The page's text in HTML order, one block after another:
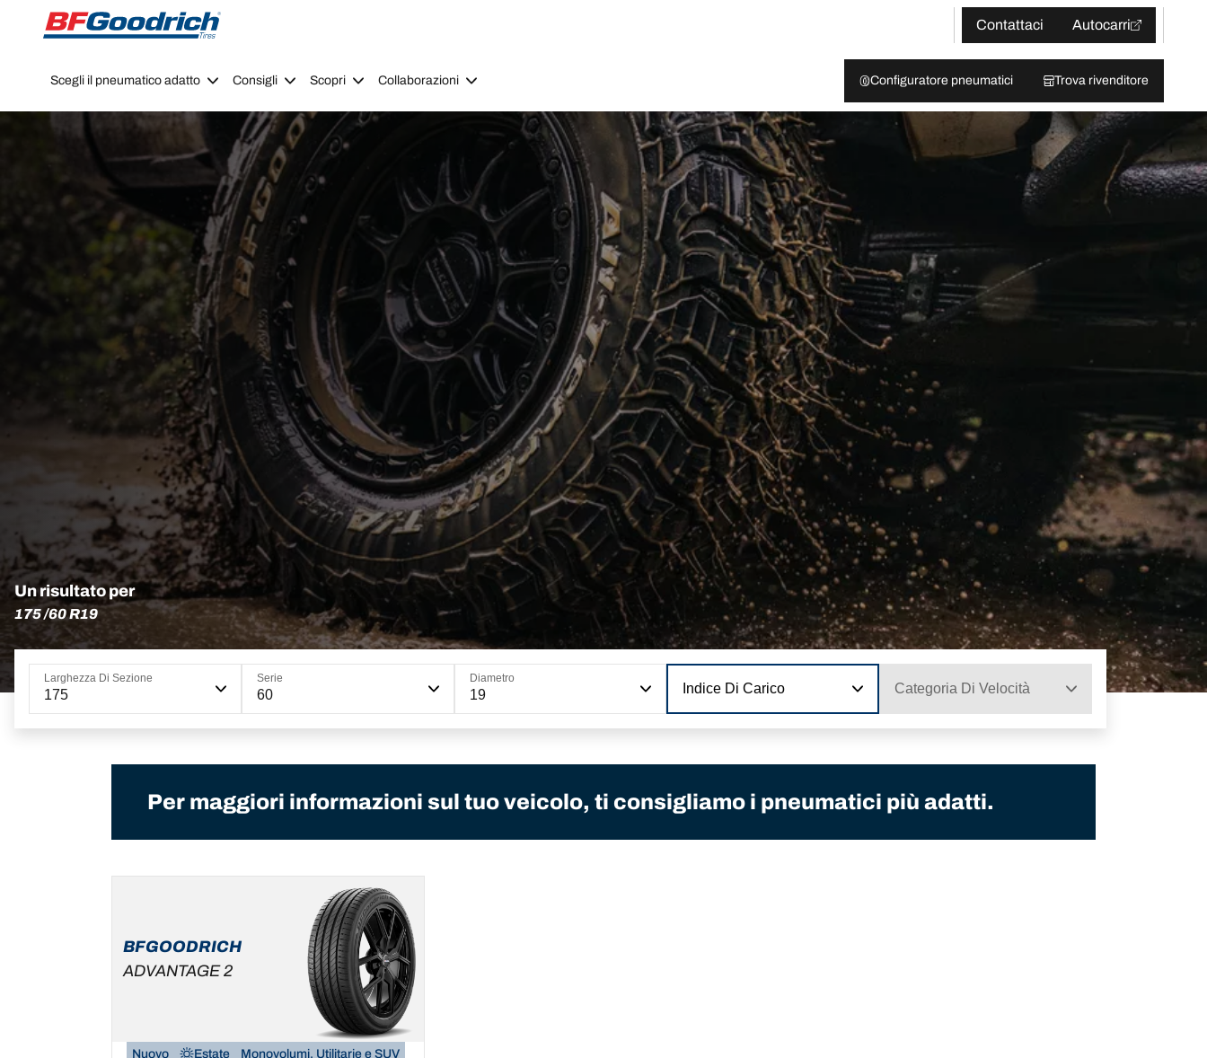
Go to page content
Go to page navigation
Contattaci
Autocarri
Scegli il pneumatico adatto Consigli Scopri Collaborazioni Configuratore pneumatici Trova rivenditore
Un risultato per
175 /60 R19
Larghezza Di Sezione
175
Serie
60
Diametro
19 Indice Di Carico Categoria Di Velocità
Per maggiori informazioni sul tuo veicolo, ti consigliamo i pneumatici più adatti.
BFGOODRICH
ADVANTAGE 2
Nuovo Estate
Monovolumi, Utilitarie e SUV